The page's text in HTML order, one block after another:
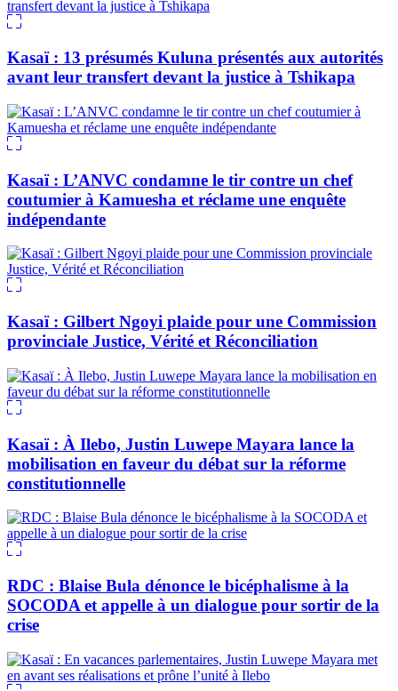
Kasaï : 13 présumés Kuluna présentés aux autorités
avant leur transfert devant la justice à Tshikapa
Kasaï : L’ANVC condamne le tir contre un chef
coutumier à Kamuesha et réclame une enquête
indépendante
Kasaï : Gilbert Ngoyi plaide pour une Commission
provinciale Justice, Vérité et Réconciliation
Kasaï : À Ilebo, Justin Luwepe Mayara lance la
mobilisation en faveur du débat sur la réforme
constitutionnelle
RDC : Blaise Bula dénonce le bicéphalisme à la
SOCODA et appelle à un dialogue pour sortir de la
crise